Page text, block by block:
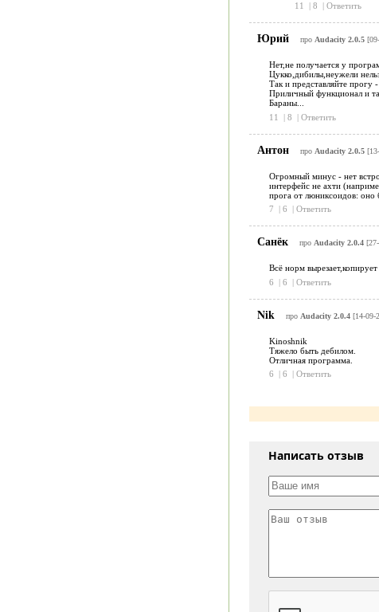
11
| 8 | Ответить
Юрий про Audacity 2.0.5[09-
Нет,не получается у
Цукко,дибилы,неужели
Так и представляйте прогу
Приличный функционал и
Бараны...
11
| 8 | Ответить
Антон про Audacity 2.0.5[13-
Огромный минус - нет
интерфейс не ахти
прога от люниксоидов: оно
7
| 6 | Ответить
Санёк про Audacity 2.0.4[27-
Всё норм
6
| 6 | Ответить
Nik про Audacity 2.0.4[14-09-
Kinoshnik
Тяжело быть дебилом.
Отличная программа.
6
| 6 | Ответить
Написать отзыв